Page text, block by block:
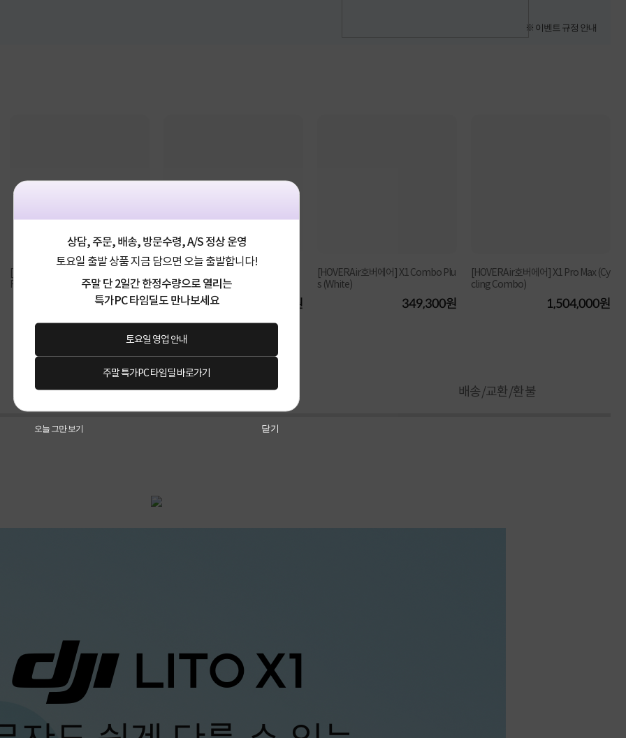
상담, 주문, 배송, 방문수령, A/S 정상 운영
토요일 출발 상품 지금 담으면 오늘 출발합니다!
주말 단 2일간 한정수량으로 열리는
특가PC 타임딜도 만나보세요
토요일 영업 안내
주말 특가PC 타임딜 바로가기
오늘 그만 보기 닫기
※ 이벤트 규정 안내
RC2 포함) [대원씨...
1,510,000원
콤보 (DJI RC Pro 2 포...
4,225,000원
[HOVERAir호버에어] X1 Combo Plu
s (White)
349,300원
[HOVERAir호버에어] X1 Pro Max (Cy
cling Combo)
1,504,000원
구매후기(0) Q&A( 배송/교환/환불